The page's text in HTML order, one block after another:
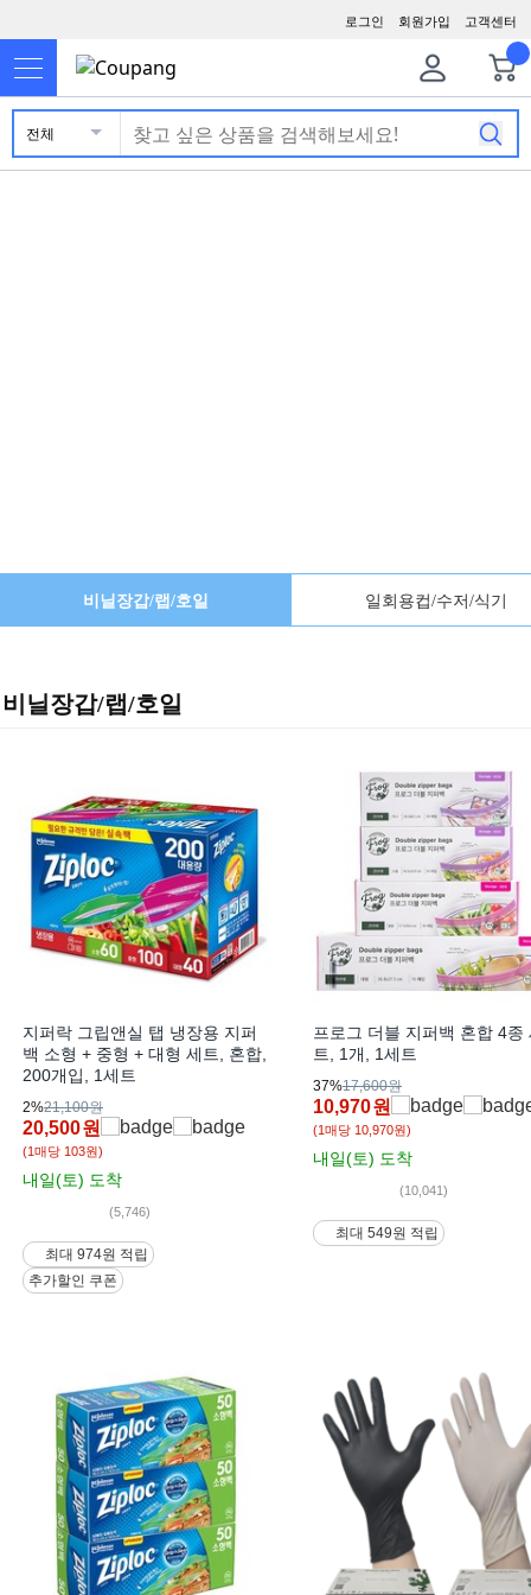
고객센터
회원가입
로그인
전체
비닐장갑/랩/호일 일회용컵/수저/식기
비닐장갑/랩/호일
지퍼락 그립앤실 탭 냉장용 지퍼
백 소형 + 중형 + 대형 세트, 혼합,
200개입, 1세트
2%21,100원
20,500원
(1매당 103원)
내일(토) 도착
(5,746)
최대 974원 적립
추가할인 쿠폰
프로그 더블 지퍼백 혼합 4종
트, 1개, 1세트
37%17,600원
10,970원
(1매당 10,970원)
내일(토) 도착
(10,041)
최대 549원 적립